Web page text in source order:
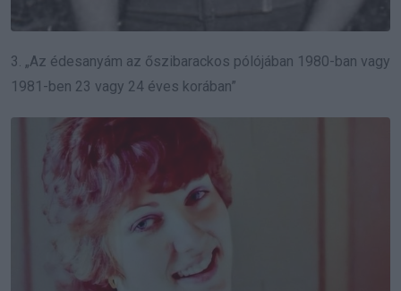
3. „Az édesanyám az őszibarackos pólójában 1980-ban vagy
1981-ben 23 vagy 24 éves korában”